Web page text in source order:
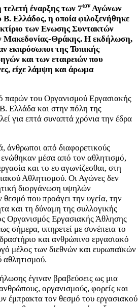
έναρξης των 7ων Αγώνων
Ελλάδος, η οποία φιλοξενήθηκε
των Ενωσης Συντακτών
Μακεδονίας-Θράκης. Η εκδήλωση,
εκπρόσωποι της Τοπικής
και των εταιρειών που
είχε λάμψη και άρωμα
παρών του Οργανισμού Εργασιακής
Ελλάδα και στην πόλη της
για επτά συναπτά χρόνια την έδρα
άνθρωποι από διαφορετικούς
μέσα από τον αθλητισμό,
και το ευ αγωνίζεσθαι, στη
Αθλητισμού. Οι Αγώνες δεν
διοργάνωση υψηλών
που προάγει την υγεία, την
και τη δύναμη της συλλογικής
Οργανισμός Εργασιακής Άθλησης
σήμερα, υπηρετεί με συνέπεια το
και ανθρώπινο εργασιακό
μέλος των διεθνών και ευρωπαϊκών
έγιναν βραβεύσεις ως μια
οργανισμούς, φορείς και
έμπρακτα τον θεσμό του εργασιακού